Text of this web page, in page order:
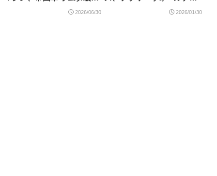
ャトル、ヴェノム バスト、
Koenigsegg Sadair's
2026/06/30
レーション、ゴールデンレ
トリバーの子犬、クロック
2026/01/30